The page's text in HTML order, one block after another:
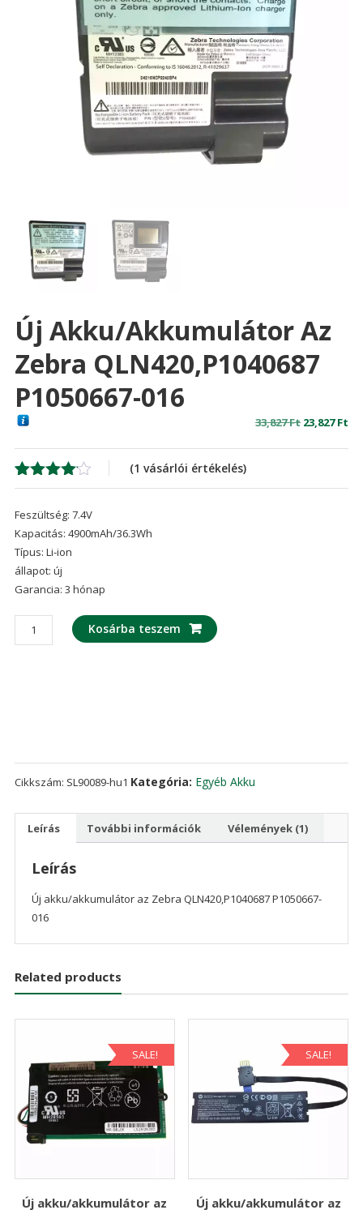
Új Akku/akkumulátor Az
Zebra QLN420,P1040687
P1050667-016
33,827Ft Original
23,827Ft
Értékelés
5-ből,
1
értékelés
alapján
(1 vásárlói értékelés)
Feszültség: 7.4V
Kapacitás: 4900mAh/36.3Wh
Típus: Li-ion
állapot: új
Garancia: 3 hónap
akku/akkumulátor
Kosárba teszem
Cikkszám: SL90089-hu1 Kategória: Egyéb Akku
Leírás További információk Vélemények (1)
Leírás
Új akku/akkumulátor az Zebra QLN420,P1040687 P1050667-
016
Related products
SALE!
Új akku/akkumulátor az
SALE!
Új akku/akkumulátor az